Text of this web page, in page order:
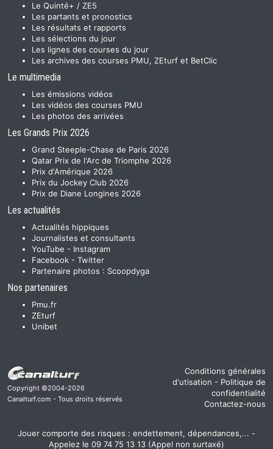
Le Quinté+ / ZE5
Les partants et pronostics
Les résultats et rapports
Les sélections du jour
Les lignes des courses du jour
Les archives des courses PMU, ZEturf et BetClic
Le multimedia
Les émissions vidéos
Les vidéos des courses PMU
Les photos des arrivées
Les Grands Prix 2026
Grand Steeple-Chase de Paris 2026
Qatar Prix de l'Arc de Triomphe 2026
Prix d'Amérique 2026
Prix du Jockey Club 2026
Prix de Diane Longines 2026
Les actualités
Actualités hippiques
Journalistes et consultants
YouTube - Instagram
Facebook - Twitter
Partenaire photos : Scoopdyga
Nos partenaires
Pmu.fr
ZEturf
Unibet
Copyright ©2004-2026
Canalturf.com - Tous droits réservés
Conditions générales
d'utisation - Politique de
confidentialité
Contactez-nous
Jouer comporte des risques : endettement, dépendances,... -
Appelez le 09 74 75 13 13 (Appel non surtaxé)